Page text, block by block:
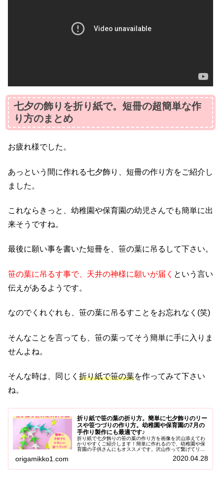
七夕の飾りを折り紙で。短冊の超簡単な作
り方のまとめ
お疲れ様でした。
あっという間に作れる七夕飾り、短冊の作り方をご紹介し
ました。
これならきっと、幼稚園や保育園の幼児さんでも簡単に出
来そうですね。
最後に願い事を書いた短冊を、笹の葉に吊るして下さい。
笹の葉に吊るす事で、天井の神様に願いが届く という言い
伝えがあるようです。
なのでくれぐれも、笹の葉に吊るすことをお忘れなく(笑)
そんなことを言っても、笹の葉ってそう簡単に手に入りま
せんよね。
そんな時は、同じく 折り紙で笹の葉を作ってみて下さい
ね。
折り紙で笹の葉の折り方。簡単に七夕飾りのリー
スや笹つづりの作り方。幼稚園や保育園の7月の
手作り製作にも最適です♪
折り紙で七夕飾りの笹の葉の作り方を画像を沢山添えてわ
かりやすくご紹介します！簡単に作れるので、幼稚園や保
育園の子供さんにもオススメです。沢山作って繋げてリー
origamikko1.com 2020.04.28